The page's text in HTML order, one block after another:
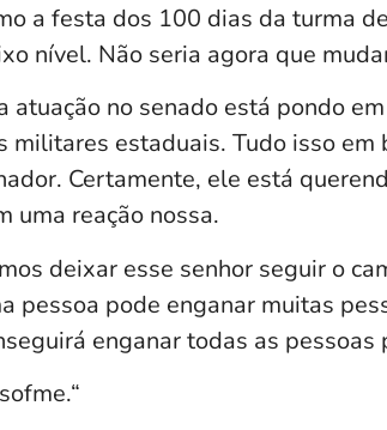
a festa dos 100 dias da turma
nível. Não seria agora que
atuação no senado está pondo
militares estaduais. Tudo isso
Certamente, ele está
uma reação nossa.
deixar esse senhor seguir o
pessoa pode enganar muitas
enganar todas as pessoas